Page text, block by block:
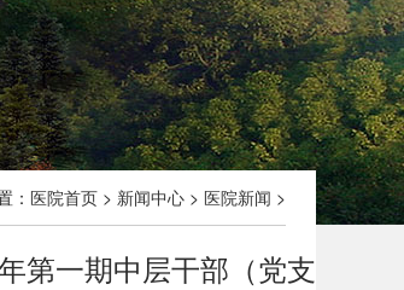
： 医院首页 > 新闻中心 > 医院新闻 >
第一期中层干部（党支